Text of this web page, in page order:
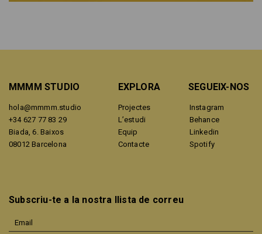
MMMM STUDIO
hola@mmmm.studio
+34 627 77 83 29
Biada, 6. Baixos
08012 Barcelona
EXPLORA
Projectes
L’estudi
Equip
Contacte
SEGUEIX-NOS
Instagram
Behance
Linkedin
Spotify
Subscriu-te a la nostra llista de correu